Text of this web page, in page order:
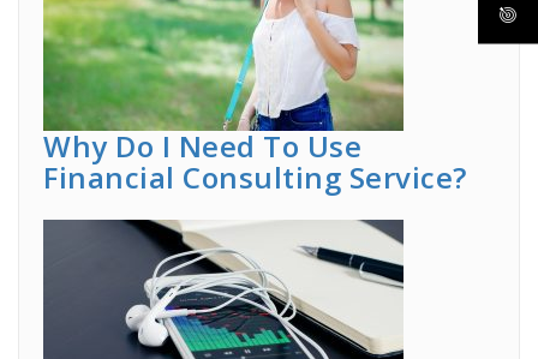
Why Do I Need To Use
Financial Consulting Service?